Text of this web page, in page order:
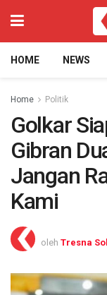
HOME NEWS
Home Politik
Golkar
Gibran
Jangan
Kami
oleh Tresna